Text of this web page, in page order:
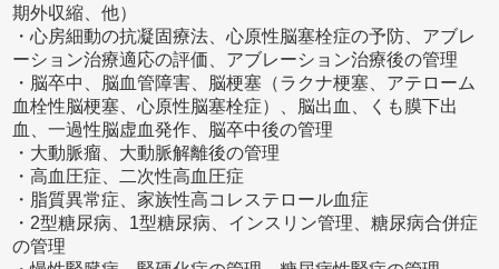
期外収縮、他）
・心房細動の抗凝固療法、心原性脳塞栓症の予防、アブレ
ーション治療適応の評価、アブレーション治療後の管理
・脳卒中、脳血管障害、脳梗塞（ラクナ梗塞、アテローム
血栓性脳梗塞、心原性脳塞栓症）、脳出血、くも膜下出
血、一過性脳虚血発作、脳卒中後の管理
・大動脈瘤、大動脈解離後の管理
・高血圧症、二次性高血圧症
・脂質異常症、家族性高コレステロール血症
・2型糖尿病、1型糖尿病、インスリン管理、糖尿病合併症
の管理